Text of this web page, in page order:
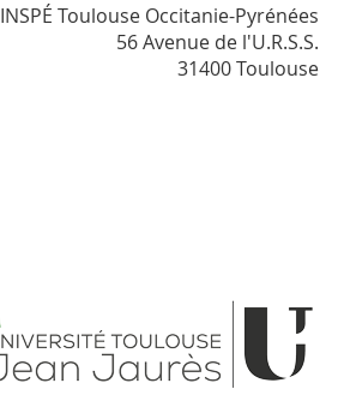
INSPÉ Toulouse Occitanie-Pyrénées
56 Avenue de l'U.R.S.S.
31400 Toulouse